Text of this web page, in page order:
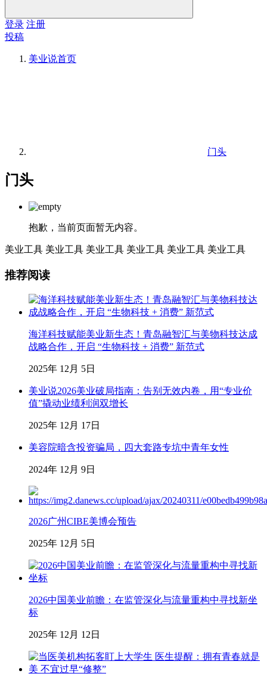
登录 注册
投稿
美业说首页
门头
门头
抱歉，当前页面暂无内容。
美业工具 美业工具 美业工具 美业工具 美业工具 美业工具
推荐阅读
海洋科技赋能美业新生态！青岛融智汇与美物科技达成
战略合作，开启 “生物科技 + 消费” 新范式
2025年 12月 5日
美业说2026美业破局指南：告别无效内卷，用“专业价
值”撬动业绩利润双增长
2025年 12月 17日
美容院暗含投资骗局，四大套路专坑中青年女性
2024年 12月 9日
2026广州CIBE美博会预告
2025年 12月 5日
2026中国美业前瞻：在监管深化与流量重构中寻找新坐
标
2025年 12月 12日